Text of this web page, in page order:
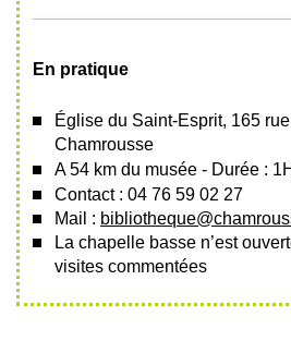
En pratique
Église du Saint-Esprit, 165
Chamrousse
A 54 km du musée - Durée :
Contact : 04 76 59 02 27
Mail :
La chapelle basse n’est
visites commentées